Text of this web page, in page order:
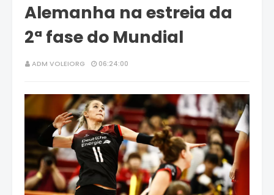
Alemanha na estreia da
2ª fase do Mundial
ADM VOLEIORG 06:24:00